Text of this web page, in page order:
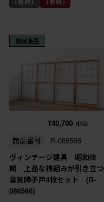
現状販売
¥40,700 (税込)
商品番号 R-086566
ヴィンテージ建具 昭和後
期 上品な桟組みが引き立つ
雪見障子戸4枚セット (R-
086566)